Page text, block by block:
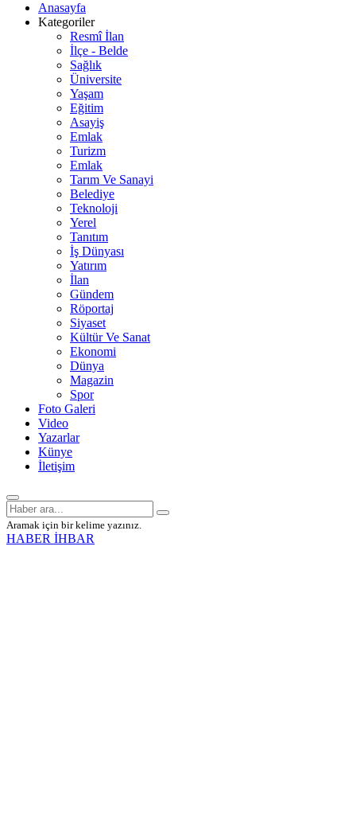
Anasayfa
Kategoriler
Resmî İlan
İlçe - Belde
Sağlık
Üniversite
Yaşam
Eğitim
Asayiş
Emlak
Turizm
Emlak
Tarım Ve Sanayi
Belediye
Teknoloji
Yerel
Tanıtım
İş Dünyası
Yatırım
İlan
Gündem
Röportaj
Siyaset
Kültür Ve Sanat
Ekonomi
Dünya
Magazin
Spor
Foto Galeri
Video
Yazarlar
Künye
İletişim
Aramak için bir kelime yazınız.
HABER İHBAR